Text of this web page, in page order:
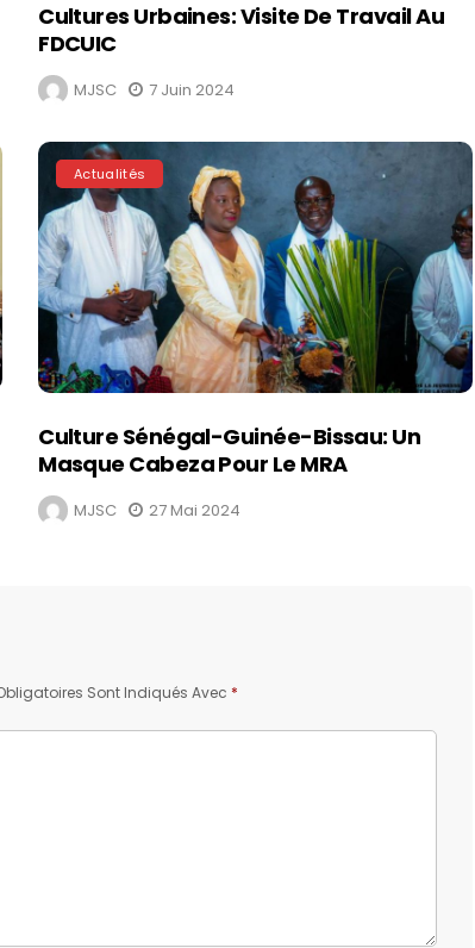
Cultures Urbaines: Visite De Travail Au
FDCUIC
MJSC 7 Juin 2024
Actualités
Culture Sénégal-Guinée-Bissau: Un
Masque Cabeza Pour Le MRA
MJSC 27 Mai 2024
Sont Indiqués Avec *